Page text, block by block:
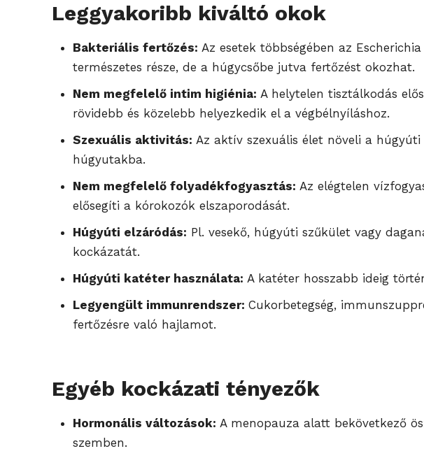
Leggyakoribb kiváltó okok
Bakteriális fertőzés: Az esetek többségében az
természetes része, de a húgycsőbe jutva fertőzést okozhat.
Nem megfelelő intim higiénia: A helytelen tisztálkodás
rövidebb és közelebb helyezkedik el a végbélnyíláshoz.
Szexuális aktivitás: Az aktív szexuális élet növeli a
húgyutakba.
Nem megfelelő folyadékfogyasztás: Az elégtelen
elősegíti a kórokozók elszaporodását.
Húgyúti elzáródás: Pl. vesekő, húgyúti szűkület vagy
kockázatát.
Húgyúti katéter használata: A katéter hosszabb ideig
Legyengült immunrendszer: Cukorbetegség,
fertőzésre való hajlamot.
Egyéb kockázati tényezők
Hormonális változások: A menopauza alatt bekövetkező
szemben.